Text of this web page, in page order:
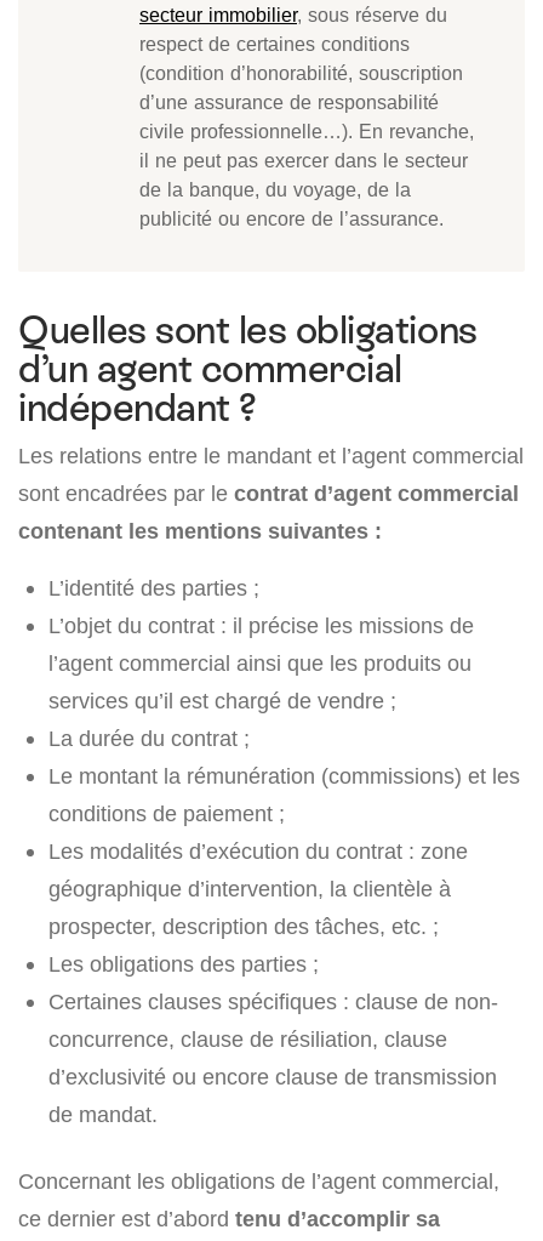
secteur immobilier, sous réserve du
respect de certaines conditions
(condition d’honorabilité, souscription
d’une assurance de responsabilité
civile professionnelle…). En revanche,
il ne peut pas exercer dans le secteur
de la banque, du voyage, de la
publicité ou encore de l’assurance.
Quelles sont les obligations
d’un agent commercial
indépendant ?
Les relations entre le mandant et l’agent commercial
sont encadrées par le contrat d’agent commercial
contenant les mentions suivantes :
L’identité des parties ;
L’objet du contrat : il précise les missions de
l’agent commercial ainsi que les produits ou
services qu’il est chargé de vendre ;
La durée du contrat ;
Le montant la rémunération (commissions) et les
conditions de paiement ;
Les modalités d’exécution du contrat : zone
géographique d’intervention, la clientèle à
prospecter, description des tâches, etc. ;
Les obligations des parties ;
Certaines clauses spécifiques : clause de non-
concurrence, clause de résiliation, clause
d’exclusivité ou encore clause de transmission
de mandat.
Concernant les obligations de l’agent commercial,
ce dernier est d’abord tenu d’accomplir sa